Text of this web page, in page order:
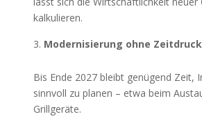
kalkulieren.
Modernisierung ohne Zeitdruck
Bis Ende 2027 bleibt genügend Zeit,
sinnvoll zu planen – etwa beim
Grillgeräte.